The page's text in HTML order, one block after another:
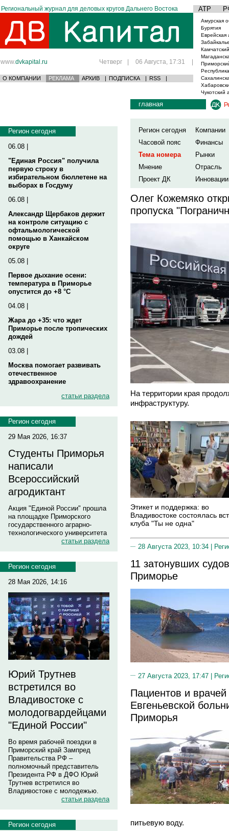
Региональный журнал для деловых кругов Дальнего Востока АТР
www.dvkapital.ru Четверг | 06 Августа, 17:31 |
О КОМПАНИИ РЕКЛАМА АРХИВ | ПОДПИСКА | RSS |
Амурская
Бурятия
Еврейская
Чукотский
Регион сегодня
06.08 |
"Единая Россия" получила
первую строку в
избирательном бюллетене на
выборах в Госдуму
06.08 |
Александр Щербаков держит
на контроле ситуацию с
офтальмологической
помощью в Ханкайском
округе
05.08 |
Первое дыхание осени:
температура в Приморье
опустится до +8 °C
04.08 |
Жара до +35: что ждет
Приморье после тропических
дождей
03.08 |
Москва помогает развивать
отечественное
здравоохранение
статьи раздела
Регион сегодня
29 Мая 2026, 16:37
Студенты Приморья
написали
Всероссийский
агродиктант
Акция "Единой России" прошла
на площадке Приморского
государственного аграрно-
технологического университета
статьи раздела
Регион сегодня
28 Мая 2026, 14:16
Юрий Трутнев
встретился во
Владивостоке с
молодогвардейцами
"Единой России"
Во время рабочей поездки в
Приморский край Зампред
Правительства РФ –
полномочный представитель
Президента РФ в ДФО Юрий
Трутнев встретился во
Владивостоке с молодежью.
статьи раздела
Регион сегодня
главная
Регион сегодня
Компании
Часовой пояс
Финансы
Тема номера
Рынки
Мнение
Отрасль
Проект ДК
Инновации
Олег Кожемяко
пропуска
На территории края
инфраструктуру.
Этикет и поддержка: во
Владивостоке состоялась
клуба "Ты не одна"
28 Августа 2023, 10:34 |
11 затонувших
Приморье
27 Августа 2023, 17:47 |
Пациентов и
Евгеньевской
Приморья
питьевую воду.